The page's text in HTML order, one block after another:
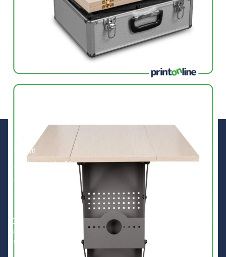
Kontakti
Apmaksa un piegāde
Atgriešanas politika
+371 200 201 01
zvaniem darba laikā
no 8:00 līdz 16:00